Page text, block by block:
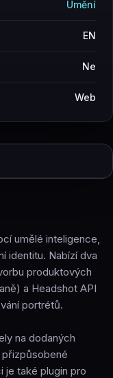
umělé inteligence,
identitu. Nabízí dva
produktových
a Headshot API
portrétů.
na dodaných
je také plugin pro
Umění
EN
Ne
Web